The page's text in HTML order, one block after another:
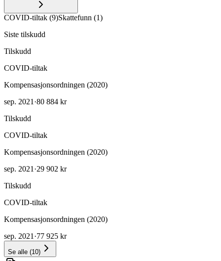
COVID-tiltak (9)Skattefunn (1)
Siste tilskudd
Tilskudd
COVID-tiltak
Kompensasjonsordningen (2020)
sep. 2021 ·80 884 kr
Tilskudd
COVID-tiltak
Kompensasjonsordningen (2020)
sep. 2021 ·29 902 kr
Tilskudd
COVID-tiltak
Kompensasjonsordningen (2020)
sep. 2021 ·77 925 kr
Se alle (10)